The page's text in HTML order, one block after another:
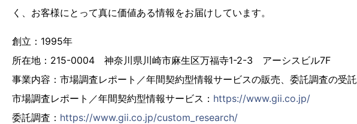
く、お客様にとって真に価値ある情報をお届けしています。
創立：1995年
所在地：215-0004 神奈川県川崎市麻生区万福寺1-2-3 アーシスビル7F
事業内容：市場調査レポート／年間契約型情報サービスの販売、委託調査の受託
市場調査レポート／年間契約型情報サービス： https://www.gii.co.jp/
委託調査： https://www.gii.co.jp/custom_research/